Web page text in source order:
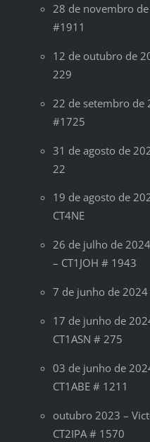
28 de novembro de
#1911
12 de outubro de
229
22 de setembro de
#1725
31 de agosto de
22
19 de agosto de
CT4NE
26 de julho de
– CT1JOH # 1943
7 de junho de 2024
17 de junho de
CT1ASN # 275
03 de junho de
CT1ABE # 1211
outubro 2023 –
CT2IPA # 1570